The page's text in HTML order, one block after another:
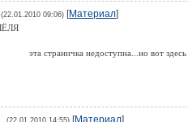
(22.01.2010 09:06) [Материал]
эта страничка недоступна...но вот
(22.01.2010 14:55) [Материал]